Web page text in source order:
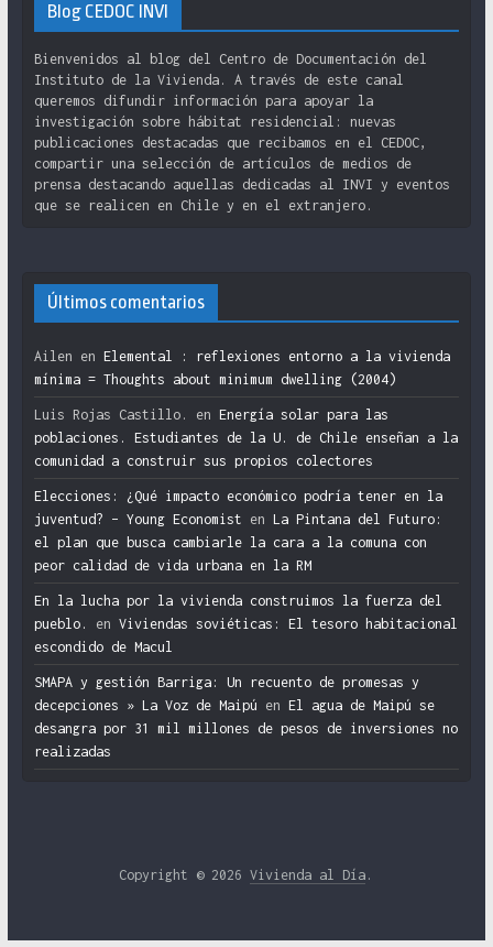
Blog CEDOC INVI
Bienvenidos al blog del Centro de Documentación del
Instituto de la Vivienda. A través de este canal
queremos difundir información para apoyar la
investigación sobre hábitat residencial: nuevas
publicaciones destacadas que recibamos en el CEDOC,
compartir una selección de artículos de medios de
prensa destacando aquellas dedicadas al INVI y eventos
que se realicen en Chile y en el extranjero.
Últimos comentarios
Ailen en Elemental : reflexiones entorno a la vivienda
mínima = Thoughts about minimum dwelling (2004)
Luis Rojas Castillo. en Energía solar para las
poblaciones. Estudiantes de la U. de Chile enseñan a la
comunidad a construir sus propios colectores
Elecciones: ¿Qué impacto económico podría tener en la
juventud? – Young Economist en La Pintana del Futuro:
el plan que busca cambiarle la cara a la comuna con
peor calidad de vida urbana en la RM
En la lucha por la vivienda construimos la fuerza del
pueblo.
en Viviendas soviéticas: El tesoro habitacional
escondido de Macul
SMAPA y gestión Barriga: Un recuento de promesas y
decepciones » La Voz de Maipú en El agua de Maipú se
desangra por 31 mil millones de pesos de inversiones no
realizadas
Copyright © 2026Vivienda al Día .